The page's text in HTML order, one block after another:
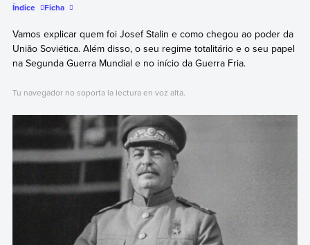
Índice Ficha
Vamos explicar quem foi Josef Stalin e como chegou ao poder da
União Soviética. Além disso, o seu regime totalitário e o seu papel
na Segunda Guerra Mundial e no início da Guerra Fria.
Tu navegador no soporta la lectura en voz alta.